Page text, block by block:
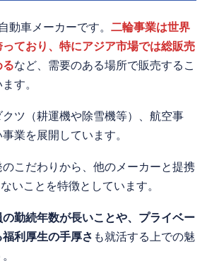
動車メーカーです。 二輪事業は世界
ており、特にアジア市場では総販売
るなど、需要のある場所で販売するこ
す。
ツ（耕運機や除雪機等）、航空事
業を展開しています。
こだわりから、他のメーカーと提携
いことを特徴としています。
の勤続年数が長いことや、プライベー
福利厚生の手厚さ も就活する上での魅